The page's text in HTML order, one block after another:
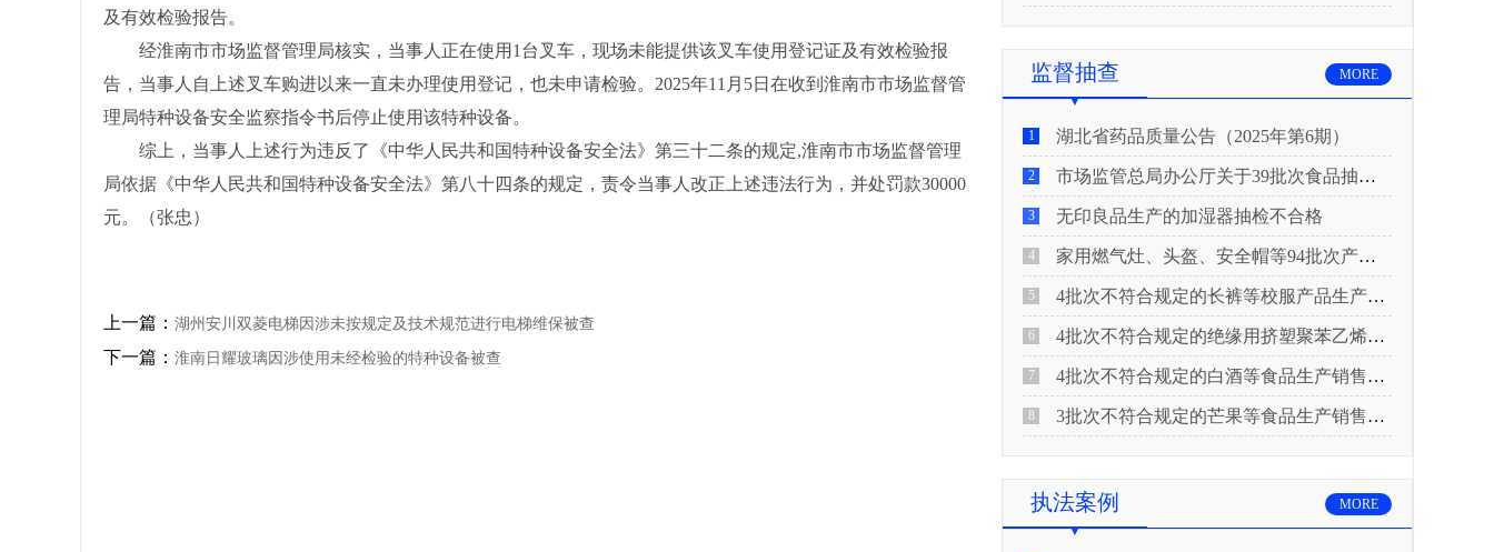
及有效检验报告。
经淮南市市场监督管理局核实，当事人正在使用1台叉车，现场未能提供该叉车使用登记证及有效检验报
告，当事人自上述叉车购进以来一直未办理使用登记，也未申请检验。2025年11月5日在收到淮南市市场监督管
理局特种设备安全监察指令书后停止使用该特种设备。
综上，当事人上述行为违反了《中华人民共和国特种设备安全法》第三十二条的规定,淮南市市场监督管理
局依据《中华人民共和国特种设备安全法》第八十四条的规定，责令当事人改正上述违法行为，并处罚款30000
元。（张忠）
上一篇： 湖州安川双菱电梯因涉未按规定及技术规范进行电梯维保被查
下一篇： 淮南日耀玻璃因涉使用未经检验的特种设备被查
监督抽查 MORE
1 湖北省药品质量公告（2025年第6期）
2 市场监管总局办公厅关于39批次食品抽检不合格情况的通报
3 无印良品生产的加湿器抽检不合格
4 家用燃气灶、头盔、安全帽等94批次产品抽查不合格！
5 4批次不符合规定的长裤等校服产品生产销售企业被济南市市场监管局通报！
6 4批次不符合规定的绝缘用挤塑聚苯乙烯泡沫板（XPS）等产品生产销售企业被广元市市场监督管理局通报！
7 4批次不符合规定的白酒等食品生产销售企业被重庆市市场监督管理局通告！
8 3批次不符合规定的芒果等食品生产销售企业被长治市屯留区市场监督管理局公告！
执法案例 MORE